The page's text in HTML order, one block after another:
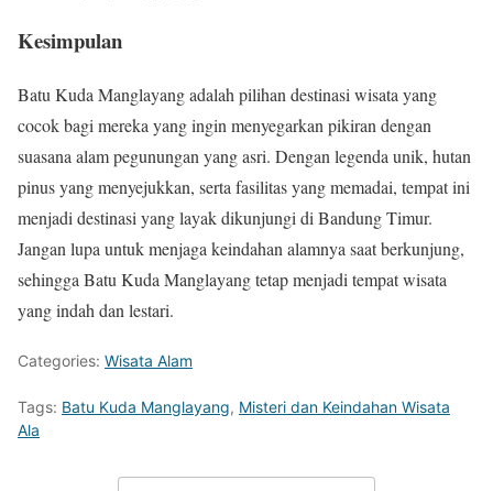
Kesimpulan
Batu Kuda Manglayang adalah pilihan destinasi wisata yang
cocok bagi mereka yang ingin menyegarkan pikiran dengan
suasana alam pegunungan yang asri. Dengan legenda unik, hutan
pinus yang menyejukkan, serta fasilitas yang memadai, tempat ini
menjadi destinasi yang layak dikunjungi di Bandung Timur.
Jangan lupa untuk menjaga keindahan alamnya saat berkunjung,
sehingga Batu Kuda Manglayang tetap menjadi tempat wisata
yang indah dan lestari.
Categories: Wisata Alam
Tags: Batu Kuda Manglayang, Misteri dan Keindahan Wisata
Ala